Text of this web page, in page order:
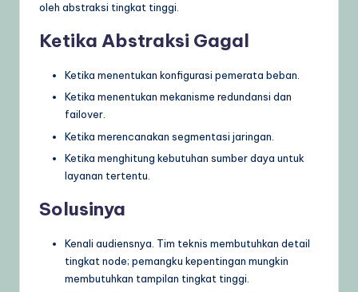
oleh abstraksi tingkat tinggi.
Ketika Abstraksi Gagal
Ketika menentukan konfigurasi pemerata beban.
Ketika menentukan mekanisme redundansi dan
failover.
Ketika merencanakan segmentasi jaringan.
Ketika menghitung kebutuhan sumber daya untuk
layanan tertentu.
Solusinya
Kenali audiensnya. Tim teknis membutuhkan detail
tingkat node; pemangku kepentingan mungkin
membutuhkan tampilan tingkat tinggi.